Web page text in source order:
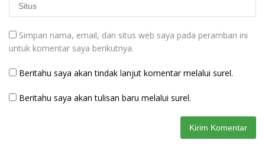
Simpan nama, email, dan situs web saya pada peramban ini
untuk komentar saya berikutnya.
Beritahu saya akan tindak lanjut komentar melalui surel.
Beritahu saya akan tulisan baru melalui surel.